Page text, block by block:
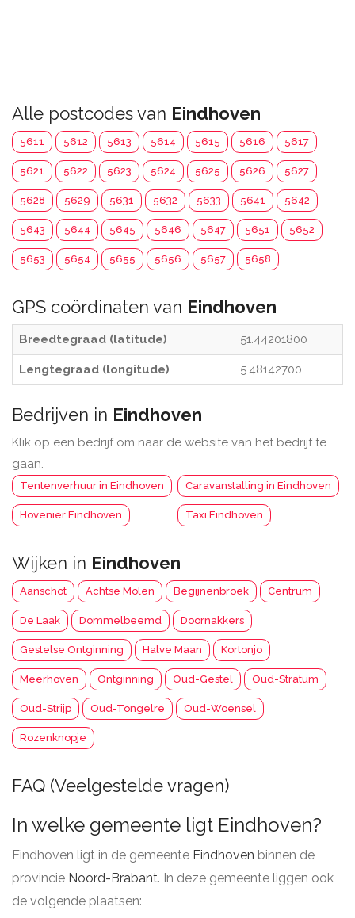
Alle postcodes van Eindhoven
5611 5612 5613 5614 5615 5616 5617
5621 5622 5623 5624 5625 5626 5627
5628 5629 5631 5632 5633 5641 5642
5643 5644 5645 5646 5647 5651 5652
5653 5654 5655 5656 5657 5658
GPS coördinaten van Eindhoven
Breedtegraad (latitude) 51.44201800
Lengtegraad (longitude) 5.48142700
Bedrijven in Eindhoven
Klik op een bedrijf om naar de website van het bedrijf te
gaan.
Tentenverhuur in Eindhoven Caravanstalling in Eindhoven
Hovenier Eindhoven Taxi Eindhoven
Wijken in Eindhoven
Aanschot Achtse Molen Begijnenbroek Centrum
De Laak Dommelbeemd Doornakkers
Gestelse Ontginning Halve Maan Kortonjo
Meerhoven Ontginning Oud-Gestel Oud-Stratum
Oud-Strijp Oud-Tongelre Oud-Woensel
Rozenknopje
FAQ (Veelgestelde vragen)
In welke gemeente ligt Eindhoven?
Eindhoven ligt in de gemeente Eindhoven binnen de
provincie Noord-Brabant. In deze gemeente liggen ook
de volgende plaatsen: